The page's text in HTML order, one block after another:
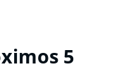
5